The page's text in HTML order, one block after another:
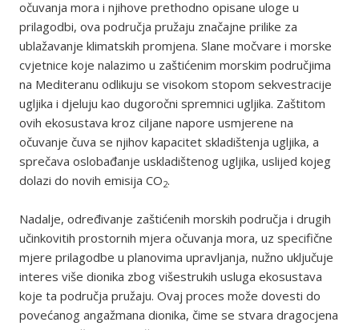
očuvanja mora i njihove prethodno opisane uloge u
prilagodbi, ova područja pružaju značajne prilike za
ublažavanje klimatskih promjena. Slane močvare i morske
cvjetnice koje nalazimo u zaštićenim morskim područjima
na Mediteranu odlikuju se visokom stopom sekvestracije
ugljika i djeluju kao dugoročni spremnici ugljika. Zaštitom
ovih ekosustava kroz ciljane napore usmjerene na
očuvanje čuva se njihov kapacitet skladištenja ugljika, a
sprečava oslobađanje uskladištenog ugljika, uslijed kojeg
dolazi do novih emisija CO2.
Nadalje, određivanje zaštićenih morskih područja i drugih
učinkovitih prostornih mjera očuvanja mora, uz specifične
mjere prilagodbe u planovima upravljanja, nužno uključuje
interes više dionika zbog višestrukih usluga ekosustava
koje ta područja pružaju. Ovaj proces može dovesti do
povećanog angažmana dionika, čime se stvara dragocjena